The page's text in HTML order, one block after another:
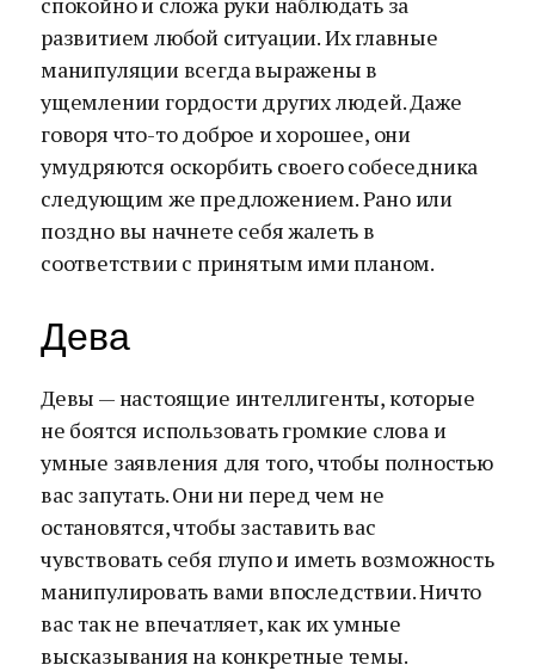
развитием любой ситуации. Их главные
манипуляции всегда выражены в
ущемлении гордости других людей. Даже
говоря что-то доброе и хорошее, они
умудряются оскорбить своего собеседника
следующим же предложением. Рано или
поздно вы начнете себя жалеть в
соответствии с принятым ими планом.
Дева
Девы — настоящие интеллигенты, которые
не боятся использовать громкие слова и
умные заявления для того, чтобы полностью
вас запутать. Они ни перед чем не
остановятся, чтобы заставить вас
чувствовать себя глупо и иметь возможность
манипулировать вами впоследствии. Ничто
вас так не впечатляет, как их умные
высказывания на конкретные темы.